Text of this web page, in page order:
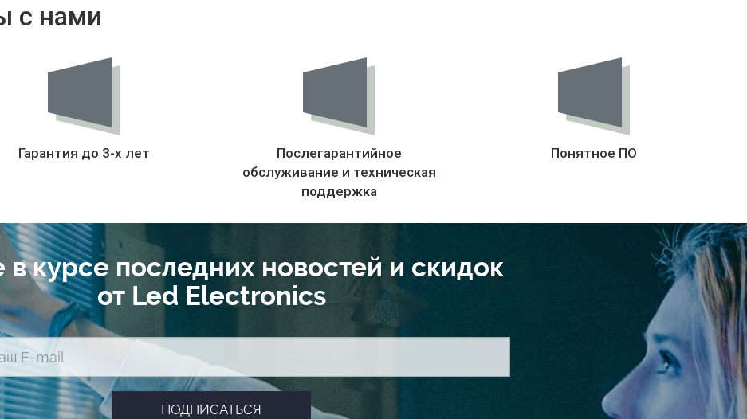
с нами
Гарантия до 3-х лет
Послегарантийное
обслуживание и техническая
поддержка
Понятное ПО
в курсе последних новостей и скидок
от Led Electronics